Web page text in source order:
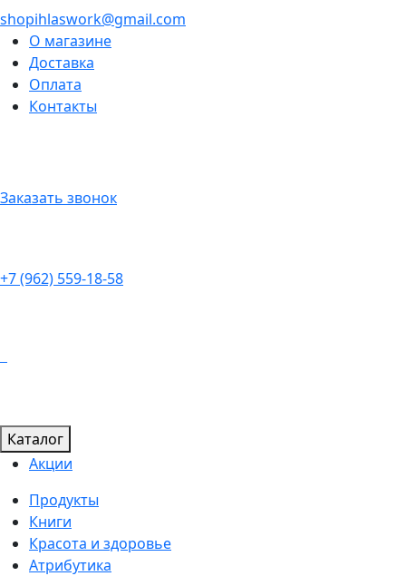
shopihlaswork@gmail.com
О магазине
Доставка
Оплата
Контакты
Заказать звонок
+7 (962) 559-18-58
Каталог
Акции
Продукты
Книги
Красота и здоровье
Атрибутика